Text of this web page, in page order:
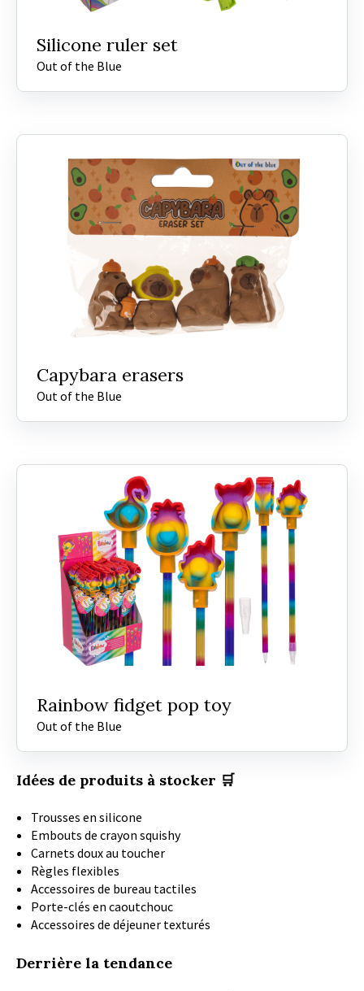
Silicone ruler set
Out of the Blue
Capybara erasers
Out of the Blue
Rainbow fidget pop toy
Out of the Blue
Idées de produits à stocker 🛒
Trousses en silicone
Embouts de crayon squishy
Carnets doux au toucher
Règles flexibles
Accessoires de bureau tactiles
Porte-clés en caoutchouc
Accessoires de déjeuner texturés
Derrière la tendance